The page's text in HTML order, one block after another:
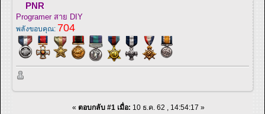
PNR
Programer สาย DIY
พลังขอบคุณ: 704
« ตอบกลับ #1 เมื่อ: 10 ธ.ค. 62 , 14:54:17 »